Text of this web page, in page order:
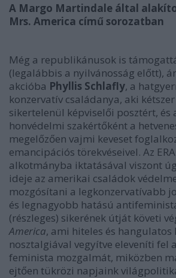
A Margo Martindale által
Mrs. America című sorozatban
Még a republikánusok is
(legalábbis a nyilvánosság előtt),
akcióba Phyllis Schlafly, a
konzervatív családanya, aki
sikertelenül képviselői posztért,
honvédelmi szakértőként a
megelőzően vajmi keveset
emancipációs törekvéseivel. Az
alkotmányba iktatásával viszont
ideje az amerikai családok
mozgósítani a legkonzervatívabb
és legnagyobb hatású
(részleges) sikerének útját követi
America, ami hiteles és hangulatos
nosztalgiával vegyítve eleveníti fel
feminista mozgalmát, miközben
ejtően tükrözi napjaink